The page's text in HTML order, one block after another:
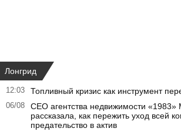
Лонгрид
12:03 Топливный кризис как инструмент
06/08
CEO агентства недвижимости
рассказала, как пережить уход всей
предательство в актив